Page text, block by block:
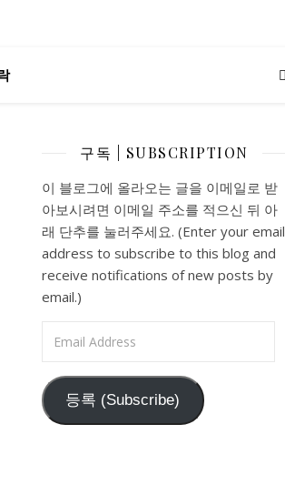
구독 | SUBSCRIPTION
이 블로그에 올라오는 글을 이메일로 받
아보시려면 이메일 주소를 적으신 뒤 아
래 단추를 눌러주세요. (Enter your email
address to subscribe to this blog and
receive notifications of new posts by
email.)
등록 (Subscribe)